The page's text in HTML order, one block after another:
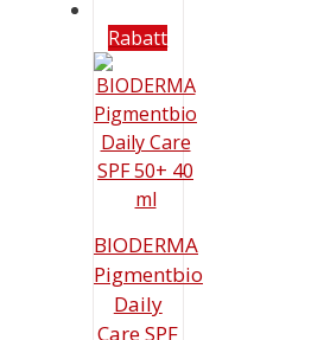
Rabatt
BIODERMA
Pigmentbio
Daily
Care SPF